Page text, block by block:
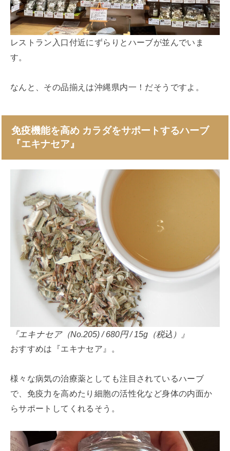
レストラン入口付近にずらりとハーブが並んでいま
す。
なんと、その品揃えは沖縄県内一！だそうですよ。
免疫機能を高め カラダをサポートするハーブ
『エキナセア』
『エキナセア（No.205) / 680円 / 15g（税込）』
おすすめは『エキナセア』。
様々な病気の治療薬としても注目されているハーブ
で、免疫力を高めたり細胞の活性化など身体の内面か
らサポートしてくれるそう。